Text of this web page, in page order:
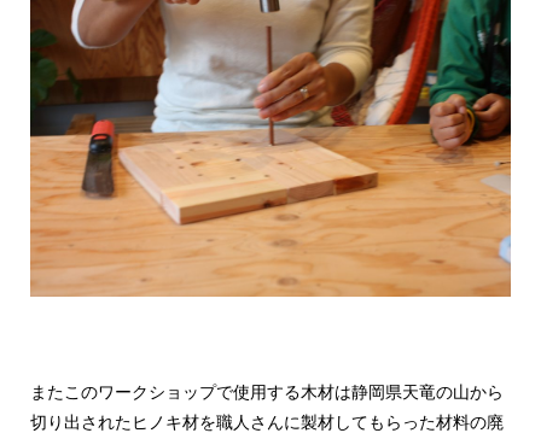
またこのワークショップで使用する木材は静岡県天竜の山から
切り出されたヒノキ材を職人さんに製材してもらった材料の廃